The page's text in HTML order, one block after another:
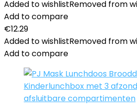
Added to wishlistRemoved from
Add to compare
€12.29
Added to wishlistRemoved from
Add to compare